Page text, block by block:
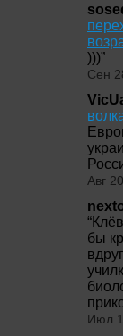
)))”
Сен
Авг
“
бы
Июл